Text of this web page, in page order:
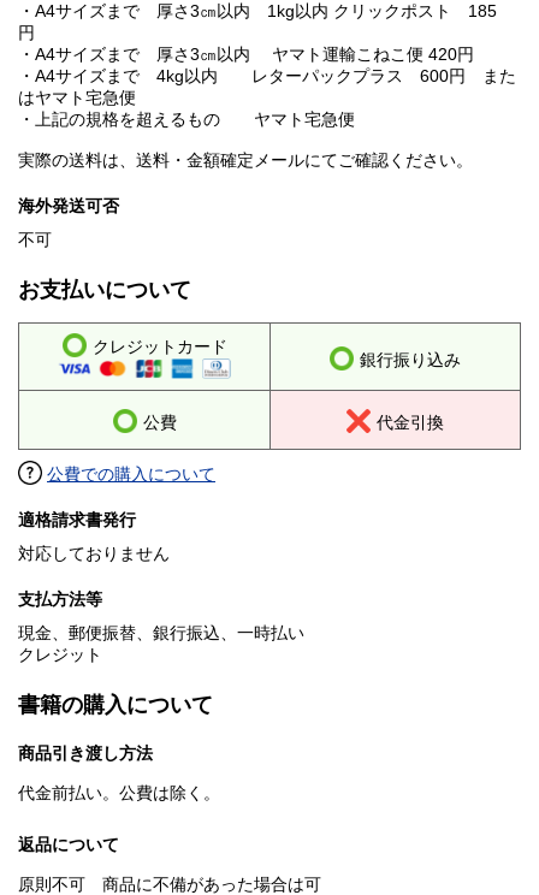
・A4サイズまで 厚さ3㎝以内 1kg以内 クリックポスト 185
円
・A4サイズまで 厚さ3㎝以内 ヤマト運輸こねこ便 420円
・A4サイズまで 4kg以内 レターパックプラス 600円 また
はヤマト宅急便
・上記の規格を超えるもの ヤマト宅急便
実際の送料は、送料・金額確定メールにてご確認ください。
海外発送可否
不可
お支払いについて
クレジットカード
銀行振り込み
公費 代金引換
公費での購入について
適格請求書発行
対応しておりません
支払方法等
現金、郵便振替、銀行振込、一時払い
クレジット
書籍の購入について
商品引き渡し方法
代金前払い。公費は除く。
返品について
原則不可 商品に不備があった場合は可